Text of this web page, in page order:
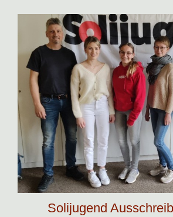
Solijugend